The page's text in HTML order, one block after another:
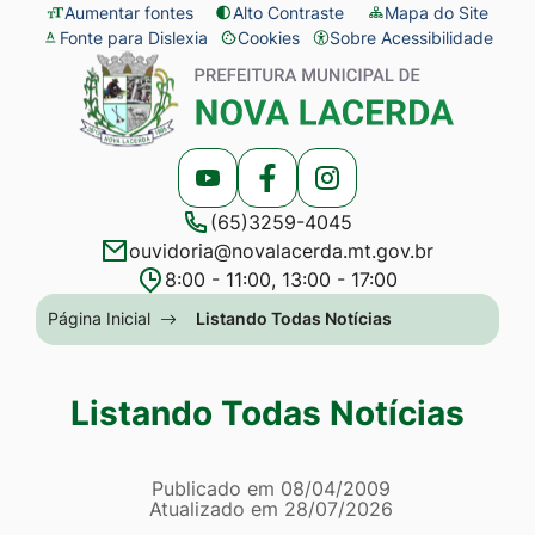
Seção
de
atalhos
acessibilidade
Ir
para
conteúdo
menu
[alt+2]
para
Aumentar fontes Alto Contraste
Mapa do Site
Fonte para Dislexia
Cookies
Abrir
preferências
de
cookies
Sobre Acessibilidade
Seção
menu
Acessar
a
Rede
Social
Acessar
a
Rede
Social
Acessar
a
Rede
Social
(65)3259-4045
ouvidoria@novalacerda.mt.gov.br
8:00 - 11:00, 13:00 - 17:00
Seção
do
principal
Página Inicial Listando Todas Notícias
Listando Todas Notícias
Página Listando Todas
Informações
Publicado em 08/04/2009
Atualizado em 28/07/2026